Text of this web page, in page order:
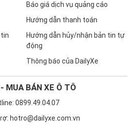
Báo giá dịch vụ quảng cáo
Hướng dẫn thanh toán
Hướng dẫn hủy/nhận bản tin tự
động
Thông báo của DailyXe
MUA BÁN XE Ô TÔ
0899.49.04.07
hotro@dailyxe.com.vn